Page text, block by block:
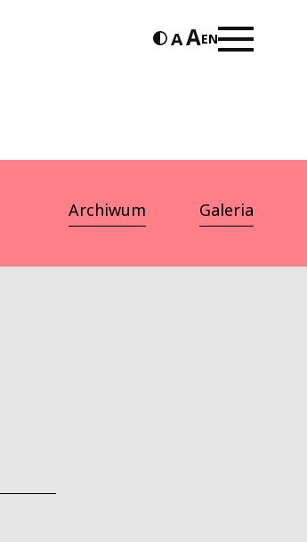
EN
Archiwum Galeria